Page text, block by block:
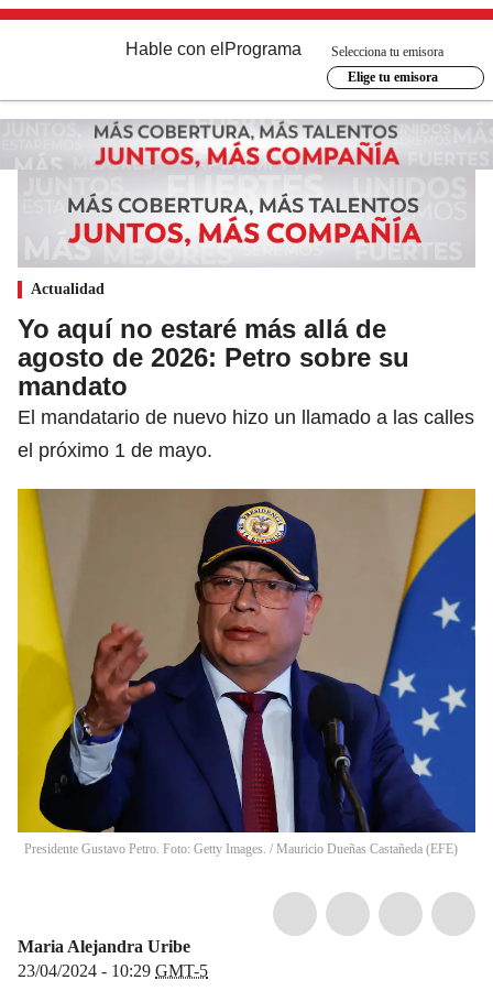
Hable con el Programa
Selecciona tu emisora
Elige tu emisora
Actualidad
Yo aquí no estaré más allá de
agosto de 2026: Petro sobre su
mandato
El mandatario de nuevo hizo un llamado a las calles
el próximo 1 de mayo.
Presidente Gustavo Petro. Foto: Getty Images. / Mauricio Dueñas Castañeda (EFE)
Maria Alejandra Uribe
23/04/2024 - 10:29 GMT-5